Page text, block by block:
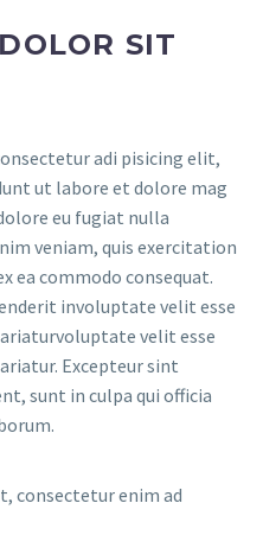
SIT
adi pisicing elit,
ut labore et dolore mag
eu fugiat nulla
veniam, quis exercitation
ea commodo consequat.
involuptate velit esse
velit esse
Excepteur sint
sunt in culpa qui officia
consectetur enim ad